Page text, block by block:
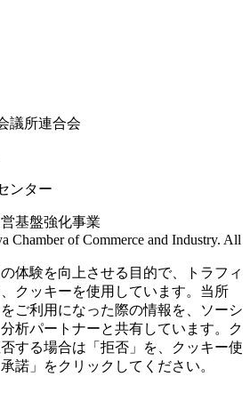
議所連合会
ンター
基盤強化事業
Chamber of Commerce and Industry. All
⋅Powered byWordPress
体験を向上させる目的で、トラフィ
クッキーを使用しています。当所
ご利用になった際の情報を、ソーシ
析パートナーと共有しています。ク
する場合は「拒否」を、クッキー使
諾」をクリックしてください。